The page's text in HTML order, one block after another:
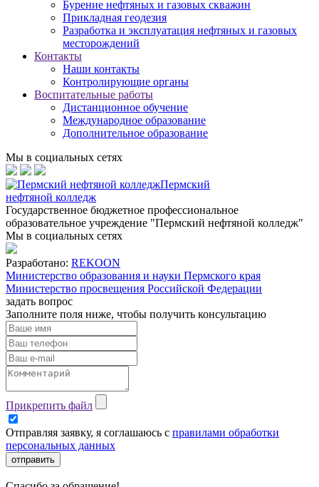
Бурение нефтяных и газовых скважин
Прикладная геодезия
Разработка и эксплуатация нефтяных и газовых
месторождений
Контакты
Наши контакты
Контролирующие органы
Воспитательные работы
Дистанционное обучение
Международное образование
Дополнительное образование
Мы в социальных сетях
Пермский
нефтяной колледж
Государственное бюджетное профессиональное
образовательное учреждение "Пермский нефтяной колледж"
Мы в социальных сетях
Разработано: REKOON
Министерство образования и науки Пермского края
Министерство просвещения Российской Федерации
задать вопрос
Заполните поля ниже, чтобы получить консультацию
Прикрепить файл
Отправляя заявку, я соглашаюсь с правилами обработки
персональных данных
отправить